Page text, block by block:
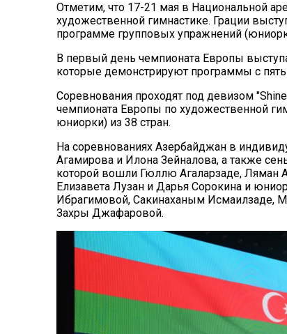
Отметим, что 17-21 мая в Национальной
художественной гимнастике. Грации
программе групповых упражнений
В первый день чемпионата Европы
которые демонстрируют программы с
Соревнования проходят под девизом
чемпионата Европы по художественной
юниорки) из 38 стран.
На соревнованиях Азербайджан в
Агамирова и Илона Зейналова, а также
которой вошли Гюллю Агаларзаде, Ляман
Елизавета Лузан и Дарья Сорокина и
Ибрагимовой, Сакинаханым Исмаилзаде,
Захры Джафаровой.